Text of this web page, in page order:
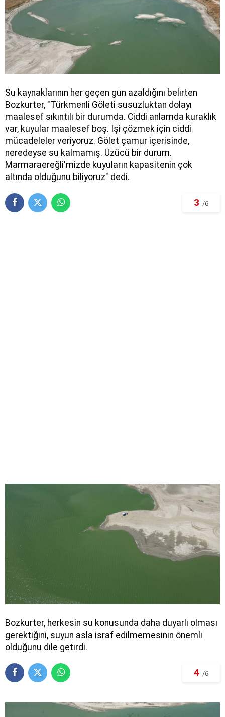
Su kaynaklarının her geçen gün azaldığını belirten
Bozkurter, "Türkmenli Göleti susuzluktan dolayı
maalesef sıkıntılı bir durumda. Ciddi anlamda kuraklık
var, kuyular maalesef boş. İşi çözmek için ciddi
mücadeleler veriyoruz. Gölet çamur içerisinde,
neredeyse su kalmamış. Üzücü bir durum.
Marmaraereğli'mizde kuyuların kapasitenin çok
altında olduğunu biliyoruz" dedi.
3 /6
Bozkurter, herkesin su konusunda daha duyarlı olması
gerektiğini, suyun asla israf edilmemesinin önemli
olduğunu dile getirdi.
4 /6